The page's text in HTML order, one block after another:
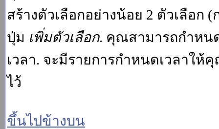
สร้างตัวเลือกอย่างน้อย 2 ตัวเลือก
ปุ่ม เพิ่มตัวเลือก. คุณสามารถกำหน
เวลา. จะมีรายการกำหนดเวลาให้
ไว้
ขึ้นไปข้างบน